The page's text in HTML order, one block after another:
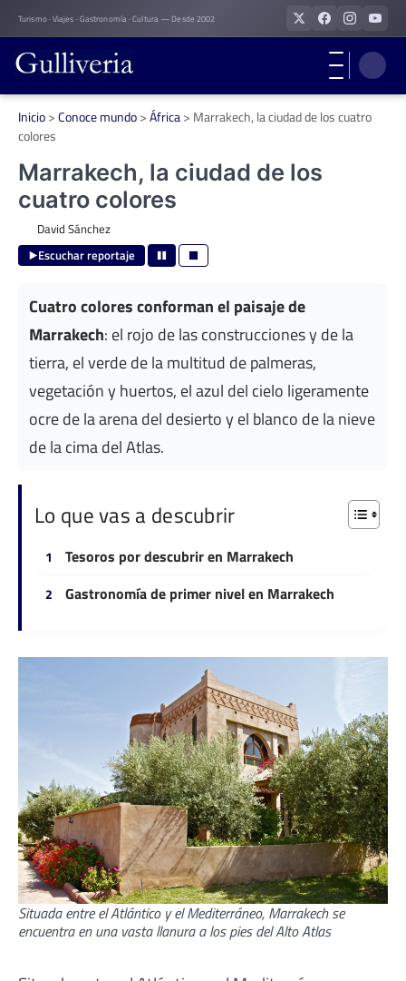
Skip
to
content
Turismo · Viajes · Gastronomía · Cultura — Desde 2002
Inicio>Conoce mundo>África> Marrakech, la ciudad de los cuatro
colores
Marrakech, la ciudad de los
cuatro colores
David Sánchez
Escuchar reportaje
Cuatro colores conforman el paisaje de
Marrakech: el rojo de las construcciones y de la
tierra, el verde de la multitud de palmeras,
vegetación y huertos, el azul del cielo ligeramente
ocre de la arena del desierto y el blanco de la nieve
de la cima del Atlas.
Lo que vas a descubrir
Tesoros por descubrir en Marrakech
Gastronomía de primer nivel en Marrakech
Situada entre el Atlántico y el Mediterráneo, Marrakech se
encuentra en una vasta llanura a los pies del Alto Atlas